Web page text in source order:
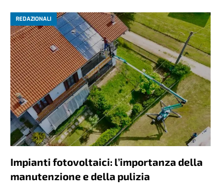
REDAZIONALI
Impianti fotovoltaici: l’importanza della
manutenzione e della pulizia